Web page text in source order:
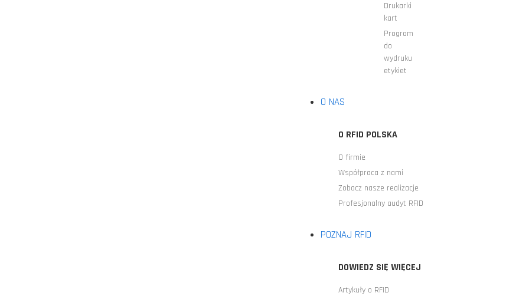
Drukarki
kart
Program
do
wydruku
etykiet
O NAS
O RFID POLSKA
O firmie
Współpraca z nami
Zobacz nasze realizacje
Profesjonalny audyt RFID
POZNAJ RFID
DOWIEDZ SIĘ WIĘCEJ
Artykuły o RFID